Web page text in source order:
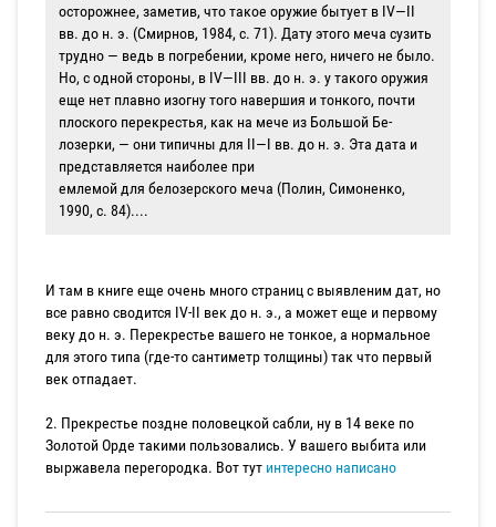
осторож­нее, заметив, что такое оружие бытует в IV—II
вв. до н. э. (Смирнов, 1984, с. 71). Дату этого меча сузить
трудно — ведь в погребении, кроме него, ничего не было.
Но, с одной стороны, в IV—III вв. до н. э. у такого оружия
еще нет плавно изогну­ того навершия и тонкого, почти
плоского перекрестья, как на мече из Большой Бе­
лозерки, — они типичны для II—I вв. до н. э. Эта дата и
представляется наиболее при­
емлемой для белозерского меча (Полин, Симоненко,
1990, с. 84)....
И там в книге еще очень много страниц с выявленим дат, но
все равно сводится IV-II век до н. э., а может еще и первому
веку до н. э. Перекрестье вашего не тонкое, а нормальное
для этого типа (где-то сантиметр толщины) так что первый
век отпадает.
2. Прекрестье поздне половецкой сабли, ну в 14 веке по
Золотой Орде такими пользовались. У вашего выбита или
выржавела перегородка. Вот тут интересно написано